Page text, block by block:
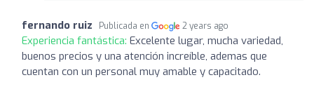
fernando ruiz Publicada en 2 years ago
Experiencia fantástica: Excelente lugar, mucha variedad,
buenos precios y una atención increíble, ademas que
cuentan con un personal muy amable y capacitado.